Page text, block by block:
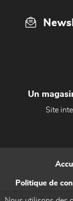
Un
Site
Politique de